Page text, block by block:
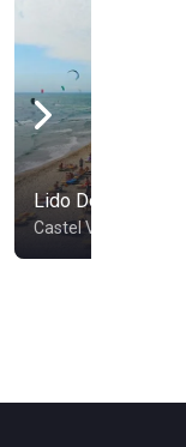
Lido Don Pablo
Castel Volturno